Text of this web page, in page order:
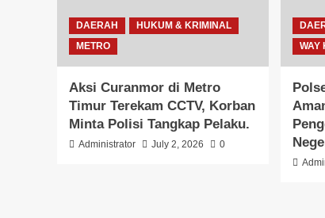
DAERAH
HUKUM & KRIMINAL
METRO
Aksi Curanmor di Metro
Timur Terekam CCTV, Korban
Minta Polisi Tangkap Pelaku.
Administrator July 2, 2026 0
WAY